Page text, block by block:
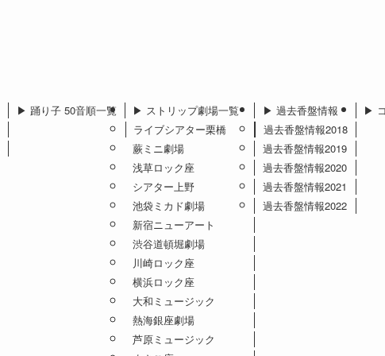
▶︎ 踊り子 50音順一覧
▶︎ ストリップ劇場一覧
ライブシアター栗橋
蕨ミニ劇場
浅草ロック座
シアター上野
池袋ミカド劇場
新宿ニューアート
渋谷道頓堀劇場
川崎ロック座
横浜ロック座
大和ミュージック
熱海銀座劇場
芦原ミュージック
▶︎ 過去香盤情報
過去香盤情報2018
過去香盤情報2019
過去香盤情報2020
過去香盤情報2021
過去香盤情報2022
▶︎